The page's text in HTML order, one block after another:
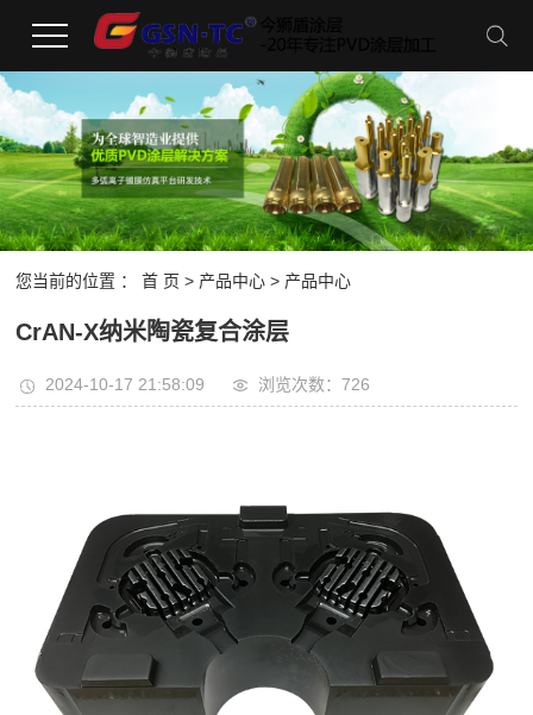
您当前的位置 ：首 页 > 产品中心 > 产品中心
CrAN-X纳米陶瓷复合涂层
2024-10-17 21:58:09 浏览次数：726